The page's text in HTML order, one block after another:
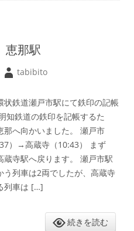
那駅
tabibito
状鉄道瀬戸市駅にて鉄印の記帳
知鉄道の鉄印を記帳するた
那へ向かいました。 瀬戸市
）→高蔵寺（10:43） まず
蔵寺駅へ戻ります。 瀬戸市駅
う列車は2両でしたが、高蔵寺
列車は […]
続きを読む